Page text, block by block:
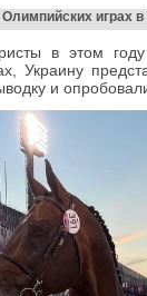
Олимпийских играх
в этом
Украину
и